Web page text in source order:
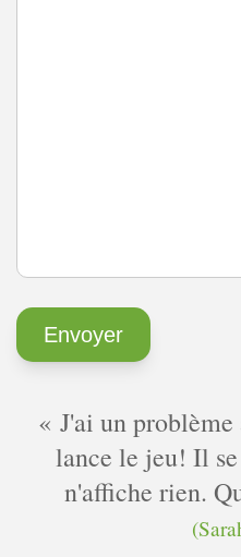
J'ai un problème
lance le jeu! Il
n'affiche rien.